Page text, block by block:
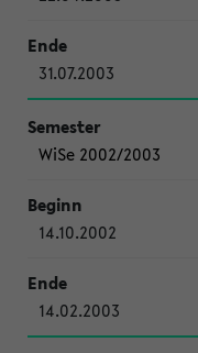
31.07.2003
WiSe 2002/2003
14.10.2002
14.02.2003